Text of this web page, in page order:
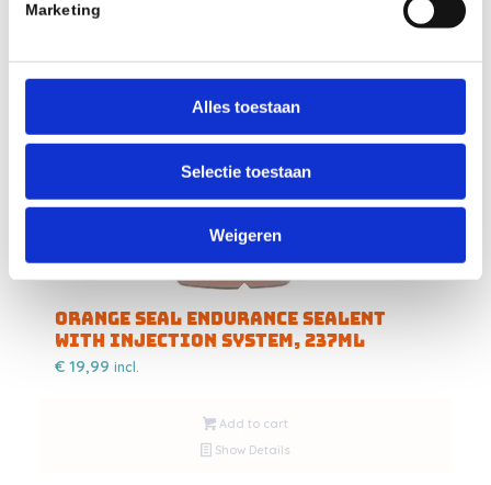
Marketing
Alles toestaan
Selectie toestaan
Weigeren
Orange Seal Endurance Sealent
with injection system, 237ml
€19,99 incl.
Add to cart
Show Details